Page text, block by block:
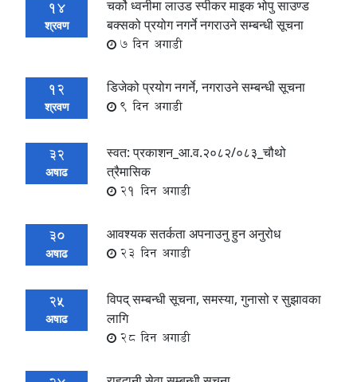
14
श्रवण
चर्को ध्वनीमा लाउड स्पीकर माइक भोपु साउण्ड
बक्सको प्रयोग नगर्ने नगराउने सम्बन्धी सूचना
7 दिन अगाडी
12
श्रवण
डिजेको प्रयोग नगर्ने, नगराउने सम्बन्धी सूचना
9 दिन अगाडी
32
अषाढ
स्वत: प्रकाशन_आ.व.२०८२/०८३_चौथो
त्रैमासिक
21 दिन अगाडी
30
अषाढ
आवश्यक सतर्कता अपनाउनु हुन अनुरोध
23 दिन अगाडी
25
अषाढ
विपद् सम्बन्धी सूचना, समस्या, गुनासो र सुझावका
लागि
28 दिन अगाडी